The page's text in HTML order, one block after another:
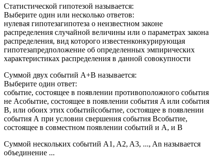
Статистической гипотезой называется:
Выберите один или несколько ответов:
нулевая гипотезагипотеза о неизвестном законе
распределения случайной величины или о параметрах закона
распределения, вид которого известенконкурирующая
гипотезапредположение об определенных эмпирических
характеристиках распределения в данной совокупности
Суммой двух событий А+B называется:
Выберите один ответ:
событие, состоящее в появлении противоположного события
не Асобытие, состоящее в появлении события A или события
B, или обоих этих событийсобытие, состоящее в появлении
события А при условии свершения события Всобытие,
состоящее в совместном появлении событий и А, и В
Суммой нескольких событий A1, A2, A3, ..., An называется
объединение ...